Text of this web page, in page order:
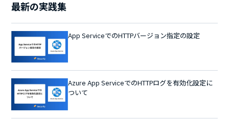
最新の実践集
App ServiceでのHTTPバージョン指定の設定
Azure App ServiceでのHTTPログを有効化設定に
ついて